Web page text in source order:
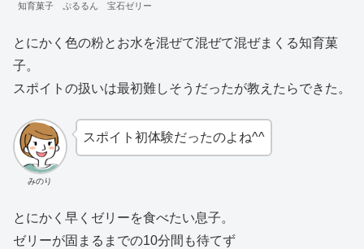
知育菓子 ぷるるん 宝石ゼリー
とにかく色の粉とお水を混ぜて混ぜて混ぜまくる知育菓
子。
スポイトの扱いは最初難しそうだったが教えたらできた。
みのり
スポイト初体験だったのよね^^
とにかく早くゼリーを食べたい息子。
ゼリーが固まるまでの10分間も待てず